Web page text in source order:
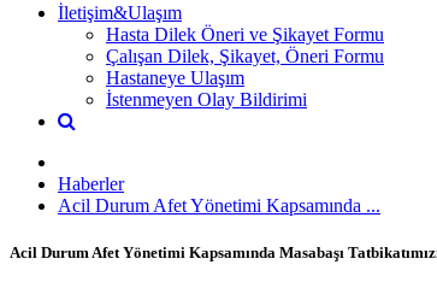
İletişim&Ulaşım
Hasta Dilek Öneri ve Şikayet Formu
Çalışan Dilek, Şikayet, Öneri Formu
Hastaneye Ulaşım
İstenmeyen Olay Bildirimi
Haberler
Acil Durum Afet Yönetimi Kapsamında ...
Acil Durum Afet Yönetimi Kapsamında Masabaşı